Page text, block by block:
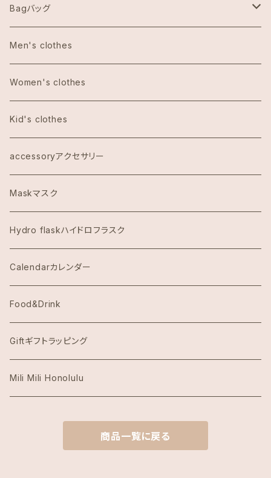
Aulani Disneyアウラニディズニー
Anthoropologieアンソロポロジー
Bath&Body Worksバス＆ボディワークス
Calvin Klein カルバンクライン
COACHコーチ
Dawn to Earth ダウントゥーアース
Dean & DeLuca ディーンアンドデルーカ
Eggs's Things エッグスンシングス
Hawaii Hotel Item
Honolulu Coffeeホノルルコーヒー
Island Slipperアイランドスリッパ
KAI COFFEE カイコーヒー
Bagバッグ
tote bag トートバッグ
エコバッグ
Men's clothes
Women's clothes
Kid's clothes
accessoryアクセサリー
Maskマスク
Hydro flaskハイドロフラスク
Calendarカレンダー
Food&Drink
Giftギフトラッピング
Mili Mili Honolulu
商品一覧に戻る